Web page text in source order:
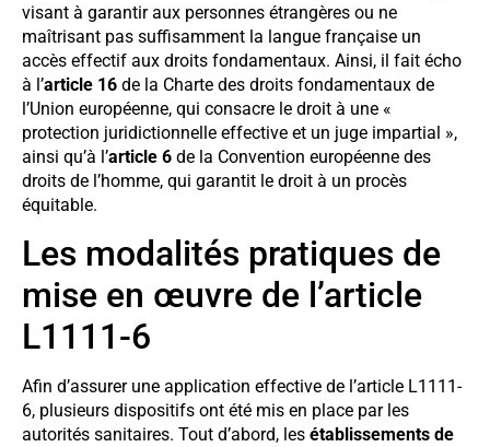
visant à garantir aux personnes étrangères ou ne
maîtrisant pas suffisamment la langue française un
accès effectif aux droits fondamentaux. Ainsi, il fait écho
à l’article 16 de la Charte des droits fondamentaux de
l’Union européenne, qui consacre le droit à une «
protection juridictionnelle effective et un juge impartial »,
ainsi qu’à l’article 6 de la Convention européenne des
droits de l’homme, qui garantit le droit à un procès
équitable.
Les modalités pratiques de
mise en œuvre de l’article
L1111-6
Afin d’assurer une application effective de l’article L1111-
6, plusieurs dispositifs ont été mis en place par les
autorités sanitaires. Tout d’abord, les établissements de